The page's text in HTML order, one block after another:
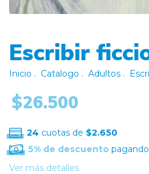
Escribir
Inicio . Catalogo . Adultos .
$26.500
24 cuotas de $2.650
5% de descuento
Ver más detalles